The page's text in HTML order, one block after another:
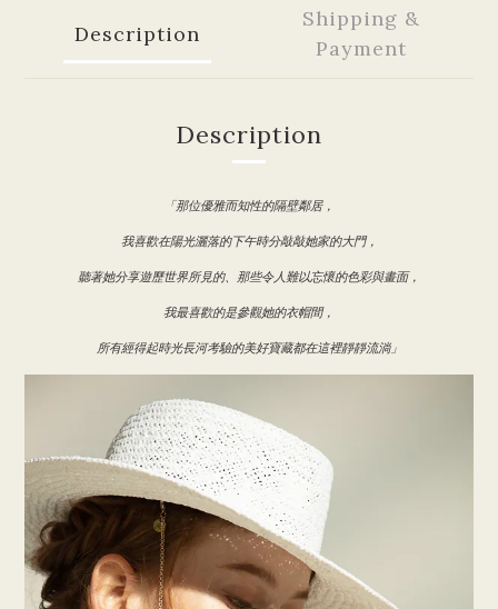
Description
Shipping &
Payment
Description
「那位優雅而知性的隔壁鄰居，
我喜歡在陽光灑落的下午時分敲敲她家的大門，
聽著她分享遊歷世界所見的、那些令人難以忘懷的色彩與畫面，
我最喜歡的是參觀她的衣帽間，
所有經得起時光長河考驗的美好寶藏都在這裡靜靜流淌」